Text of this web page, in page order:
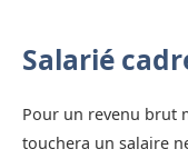
Salarié
Pour un revenu brut
touchera un salaire